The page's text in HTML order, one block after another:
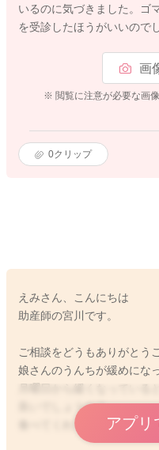
いるのに気づきました。ゴ
を受診したほうがいいので
画
※ 閲覧に注意が必要な画
0クリップ
えみさん、こんにちは
助産師の宮川です。
ご相談をどうもありがとう
娘さんのうんちが緩めにな
良いでしょうか？
食べてくれていますか？
アプリ